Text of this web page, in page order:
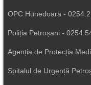
OPC Hunedoara -
Poliția Petroșani -
Agenția de Protecția
Spitalul de Urgență